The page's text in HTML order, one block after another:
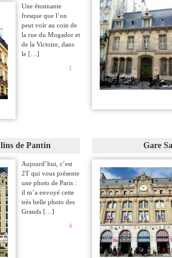
Une étonnante
fresque que l’on
peut voir au coin de
la rue du Mogador et
de la Victoire, dans
le […]
1
de Pantin
Aujourd’hui, c’est
2T qui vous présente
une photo de Paris :
il m’a envoyé cette
très belle photo des
Grands […]
4
Gare